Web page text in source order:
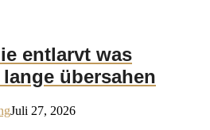
entlarvt was
übersahen
Juli 27, 2026